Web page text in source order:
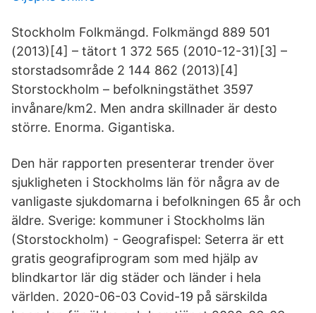
Stockholm Folkmängd. Folkmängd 889 501
(2013)[4] – tätort 1 372 565 (2010-12-31)[3] –
storstadsområde 2 144 862 (2013)[4]
Storstockholm – befolkningstäthet 3597
invånare/km2. Men andra skillnader är desto
större. Enorma. Gigantiska.
Den här rapporten presenterar trender över
sjukligheten i Stockholms län för några av de
vanligaste sjukdomarna i befolkningen 65 år och
äldre. Sverige: kommuner i Stockholms län
(Storstockholm) - Geografispel: Seterra är ett
gratis geografiprogram som med hjälp av
blindkartor lär dig städer och länder i hela
världen. 2020-06-03 Covid-19 på särskilda